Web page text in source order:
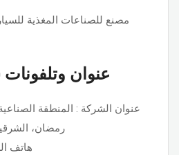
مصنع للصناعات المغذية
عنوان
عنوان الشركة : المنطقة
هاتف